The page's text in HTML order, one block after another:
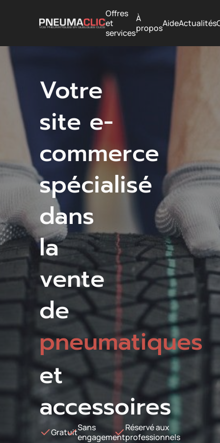
Offres
et
services
À
proposAideActualités
Votre
site e-
commerce
spécialisé
dans
la
vente
de
pneumatiques
et
accessoires
GratuitSans
engagement
Réservé aux
professionnels